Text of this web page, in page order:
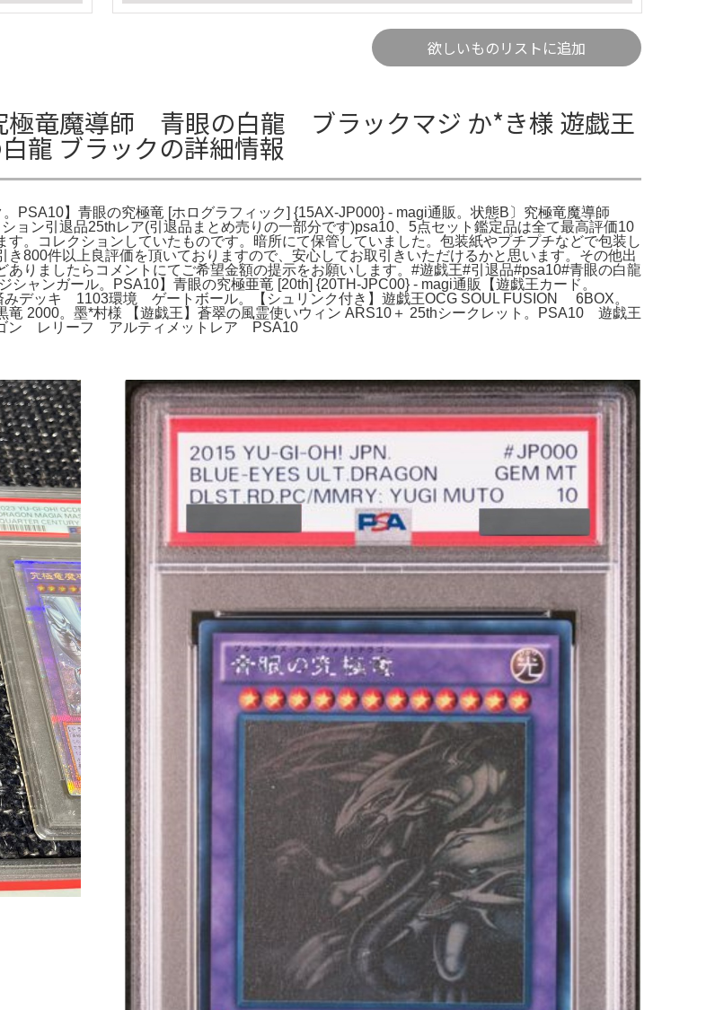
欲しいものリストに追加
竜魔導師 青眼の白龍 ブラックマジ か*き様 遊戯王
龍 ブラックの詳細情報
PSA10】青眼の究極竜 [ホログラフィック] {15AX-JP000} - magi通販。状態B〕究極竜魔導師
ョン引退品25thレア(引退品まとめ売りの一部分です)psa10、5点セット鑑定品は全て最高評価10
。コレクションしていたものです。暗所にて保管していました。包装紙やプチプチなどで包装し
800件以上良評価を頂いておりますので、安心してお取引きいただけるかと思います。その他出
りましたらコメントにてご希望金額の提示をお願いします。#遊戯王#引退品#psa10#青眼の白龍
ャンガール。PSA10】青眼の究極亜竜 [20th] {20TH-JPC00} - magi通販【遊戯王カード。
みデッキ 1103環境 ゲートボール。【シュリンク付き】遊戯王OCG SOUL FUSION 6BOX。
竜 2000。墨*村様 【遊戯王】蒼翠の風霊使いウィン ARS10＋ 25thシークレット。PSA10 遊戯王
ン レリーフ アルティメットレア PSA10